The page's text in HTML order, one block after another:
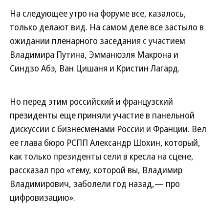
На следующее утро на форуме все, казалось,
только делают вид. На самом деле все застыло в
ожидании пленарного заседания с участием
Владимира Путина, Эмманюэля Макрона и
Синдзо Абэ, Ван Цишаня и Кристин Лагард.
Но перед этим российский и французский
президенты еще приняли участие в панельной
дискуссии с бизнесменами России и Франции. Вел
ее глава бюро РСПП Александр Шохин, который,
как только президенты сели в кресла на сцене,
рассказал про «тему, которой вы, Владимир
Владимирович, заболели год назад,— про
цифровизацию».